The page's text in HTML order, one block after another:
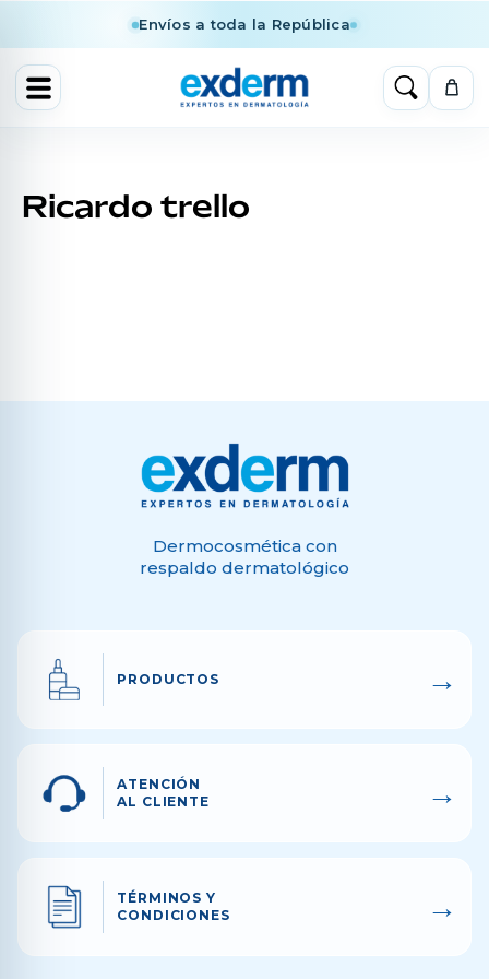
Envíos a toda la República
Ricardo trello
Dermocosmética con
respaldo dermatológico
PRODUCTOS →
ATENCIÓN
AL CLIENTE
→
TÉRMINOS Y
CONDICIONES
→